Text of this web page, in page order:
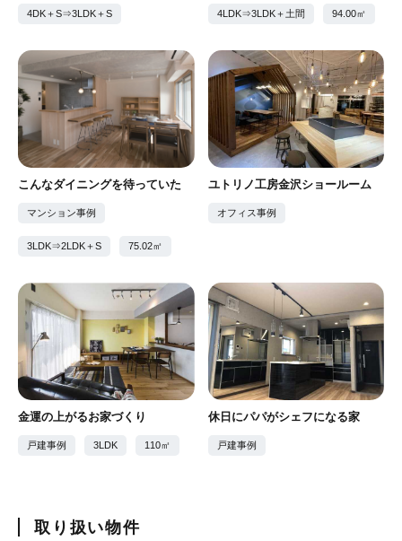
4DK＋S⇒3LDK＋S 4LDK⇒3LDK＋土間 94.00㎡
こんなダイニングを待っていた
マンション事例
3LDK⇒2LDK＋S 75.02㎡
ユトリノ工房金沢ショールーム
オフィス事例
金運の上がるお家づくり
戸建事例 3LDK 110㎡
休日にパパがシェフになる家
戸建事例
取り扱い物件